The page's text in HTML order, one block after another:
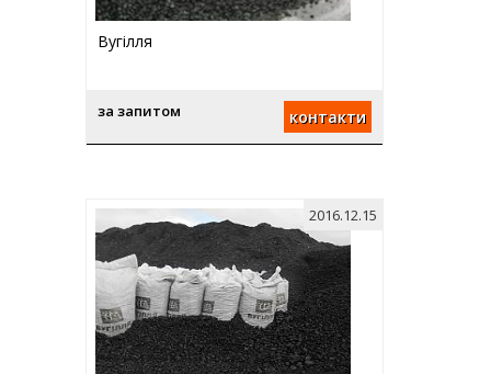
Вугілля
за запитом контакти
2016.12.15